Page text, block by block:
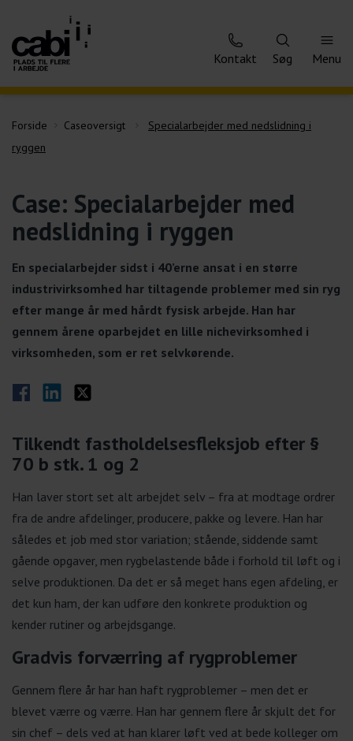
Kontakt Søg Menu
Forside Caseoversigt
Specialarbejder med nedslidning i
ryggen
Case: Specialarbejder med
nedslidning i ryggen
En specialarbejder sidst i 40’erne ansat i en større
industrivirksomhed har tiltagende problemer med sin ryg
efter mange år med hårdt fysisk arbejde. Han har
gennem årene oparbejdet en lille nichevirksomhed i
virksomheden, som er ret selvkørende.
Del på Facebook
Del på LinkedIn
Del på Twitter
Tilkendt fastholdelsesfleksjob efter §
70 b stk. 1 og 2
Han laver stort set alt arbejdet selv – fra at modtage ordrer
fra de andre afdelinger, producere, pakke og levere. Han har
således et job med stor variation; stående, siddende samt
gående opgaver, men rygbelastende både i forhold til løft og i
selve produktionen. Da det er så meget hans egen afdeling, er
det kun ham, der kan udføre den konkrete produktion og
kender rutiner og arbejdsgange.
Gradvis forværring af rygproblemer
Gennem flere år har han haft rygproblemer – men det er
blevet værre og værre. Han har gennem flere år skjult det for
sin chef – dels ved at han klarer løft ved at bede kolleger om